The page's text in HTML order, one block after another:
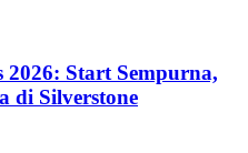
Start Sempurna,
di Silverstone